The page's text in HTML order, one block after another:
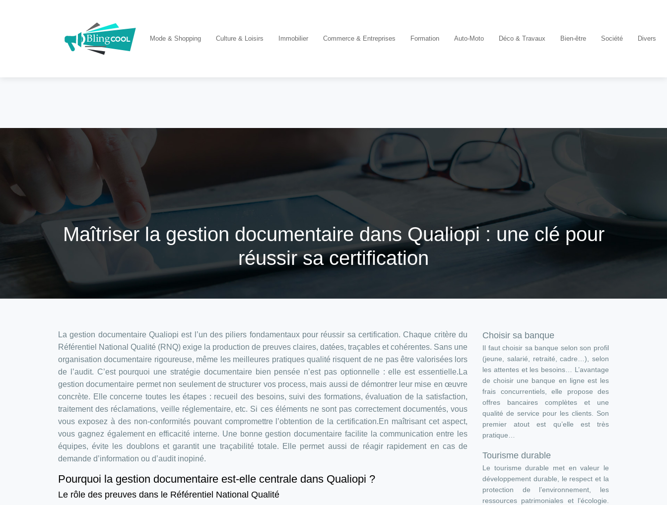
Mode & Shopping Culture & Loisirs Immobilier Commerce & Entreprises Formation Auto-Moto Déco & Travaux Bien-être Société Divers
Maîtriser la gestion documentaire dans Qualiopi : une clé pour
réussir sa certification
La gestion documentaire Qualiopi est l’un des piliers fondamentaux pour réussir sa certification. Chaque critère du
Référentiel National Qualité (RNQ) exige la production de preuves claires, datées, traçables et cohérentes. Sans une
organisation documentaire rigoureuse, même les meilleures pratiques qualité risquent de ne pas être valorisées lors
de l’audit. C’est pourquoi une stratégie documentaire bien pensée n’est pas optionnelle : elle est essentielle.La
gestion documentaire permet non seulement de structurer vos process, mais aussi de démontrer leur mise en œuvre
concrète. Elle concerne toutes les étapes : recueil des besoins, suivi des formations, évaluation de la satisfaction,
traitement des réclamations, veille réglementaire, etc. Si ces éléments ne sont pas correctement documentés, vous
vous exposez à des non-conformités pouvant compromettre l’obtention de la certification.En maîtrisant cet aspect,
vous gagnez également en efficacité interne. Une bonne gestion documentaire facilite la communication entre les
équipes, évite les doublons et garantit une traçabilité totale. Elle permet aussi de réagir rapidement en cas de
demande d’information ou d’audit inopiné.
Pourquoi la gestion documentaire est-elle centrale dans Qualiopi ?
Le rôle des preuves dans le Référentiel National Qualité
Choisir sa banque
Il faut choisir sa banque selon son profil
(jeune, salarié, retraité, cadre…), selon
les attentes et les besoins… L’avantage
de choisir une banque en ligne est les
frais concurrentiels, elle propose des
offres bancaires complètes et une
qualité de service pour les clients. Son
premier atout est qu’elle est très
pratique…
Tourisme durable
Le tourisme durable met en valeur le
développement durable, le respect et la
protection de l’environnement, les
ressources patrimoniales et l’écologie.